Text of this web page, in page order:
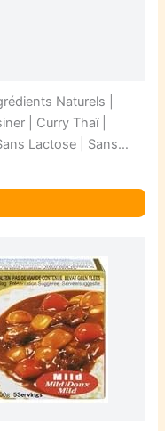
Naturels |
| Curry Thaï |
Lactose | Sans